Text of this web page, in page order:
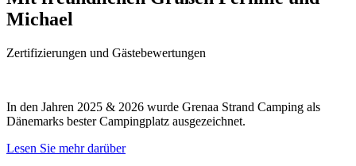
Michael
Zertifizierungen und Gästebewertungen
In den Jahren 2025 & 2026 wurde Grenaa Strand Camping als
Dänemarks bester Campingplatz ausgezeichnet.
Lesen Sie mehr darüber